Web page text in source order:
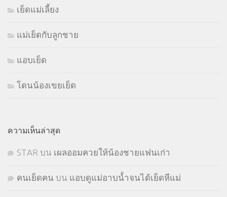
เย็ดแม่เลี้ยง
แม่เย็ดกับลูกชาย
แอบเย็ด
โดนน้องเขยเย็ด
ความเห็นล่าสุด
STㅤAR บน เผลออมควยให้น้องชายแฟนเก่า
คนเย็ดคน บน แอบดูแม่อาบน้ำจนได้เย็ดหีแม่